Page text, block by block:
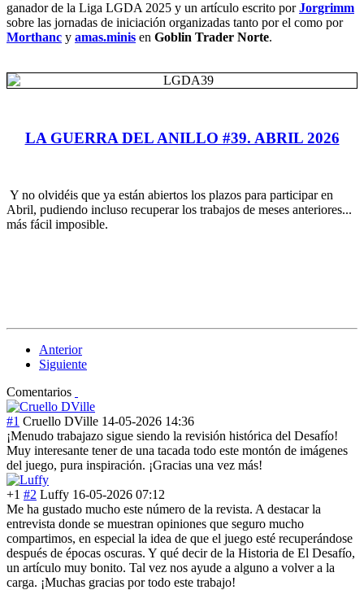
ganador de la Liga LGDA 2025 y un artículo escrito porJorgrimm
sobre las jornadas de iniciación organizadas tanto por el como por
Morthanc y amas.minis en Goblin Trader Norte.
LA GUERRA DEL ANILLO #39. ABRIL 2026
Y no olvidéis que ya están abiertos los plazos para participar en
Abril, pudiendo incluso recuperar los trabajos de meses anteriores...
más fácil imposible.
Anterior
Siguiente
Comentarios
#1 Cruello DVille 14-05-2026 14:36
¡Menudo trabajazo sigue siendo la revisión histórica del Desafío!
Muy interesante tener de una tacada todo este montón de imágenes
del juego, pura inspiración. ¡Gracias una vez más!
+1 #2 Luffy 16-05-2026 07:12
Me ha gustado mucho este número de la revista. A destacar la
entrevista donde se muestran opiniones que seguro mucho
compartimos, en especial la idea de que el juego esté recuperándose
después de épocas oscuras. Y qué decir de la Historia de El Desafío,
un artículo muy bonito. Tal vez nos ayude a alguno a volver a la
carga. ¡Muchas gracias por todo este trabajo!